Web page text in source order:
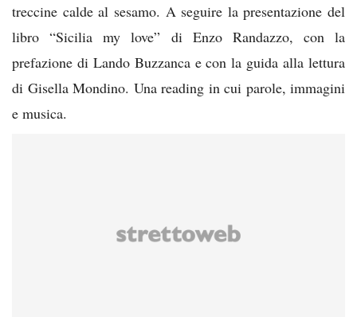
treccine calde al sesamo. A seguire la presentazione del
libro “Sicilia my love” di Enzo Randazzo, con la
prefazione di Lando Buzzanca e con la guida alla lettura
di Gisella Mondino. Una reading in cui parole, immagini
e musica.